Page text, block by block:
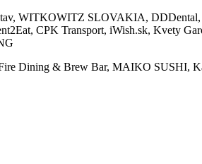
WITKOWITZ SLOVAKIA,
CPK Transport, iWish.sk, Kvety
Dining & Brew Bar, MAIKO SUSHI,